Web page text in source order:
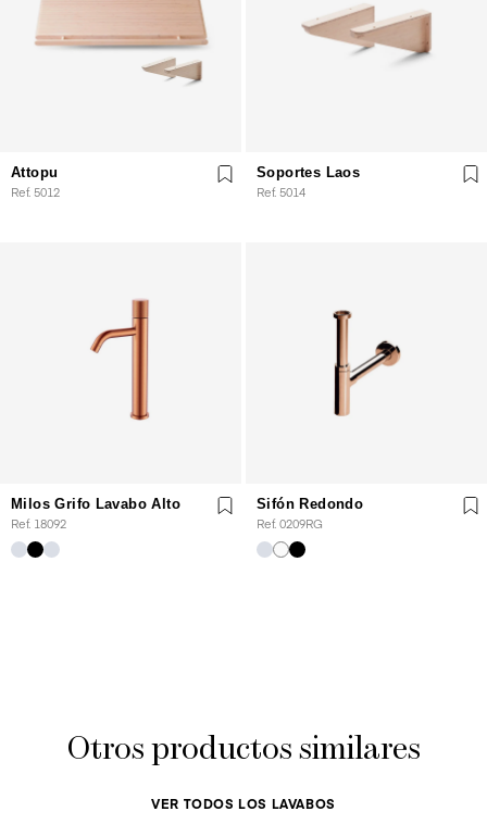
Attopu
Ref. 5012
Soportes Laos
Ref. 5014
Milos Grifo Lavabo Alto
Ref. 18092
Sifón Redondo
Ref. 0209RG
Otros productos similares
VER TODOS LOS LAVABOS